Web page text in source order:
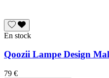
En stock
Qoozii Lampe Design
79 €